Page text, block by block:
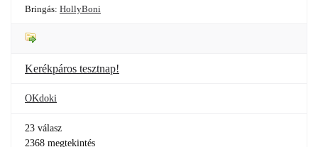
Bringás: HollyBoni
Kerékpáros tesztnap!
OKdoki
23 válasz
2368 megtekintés